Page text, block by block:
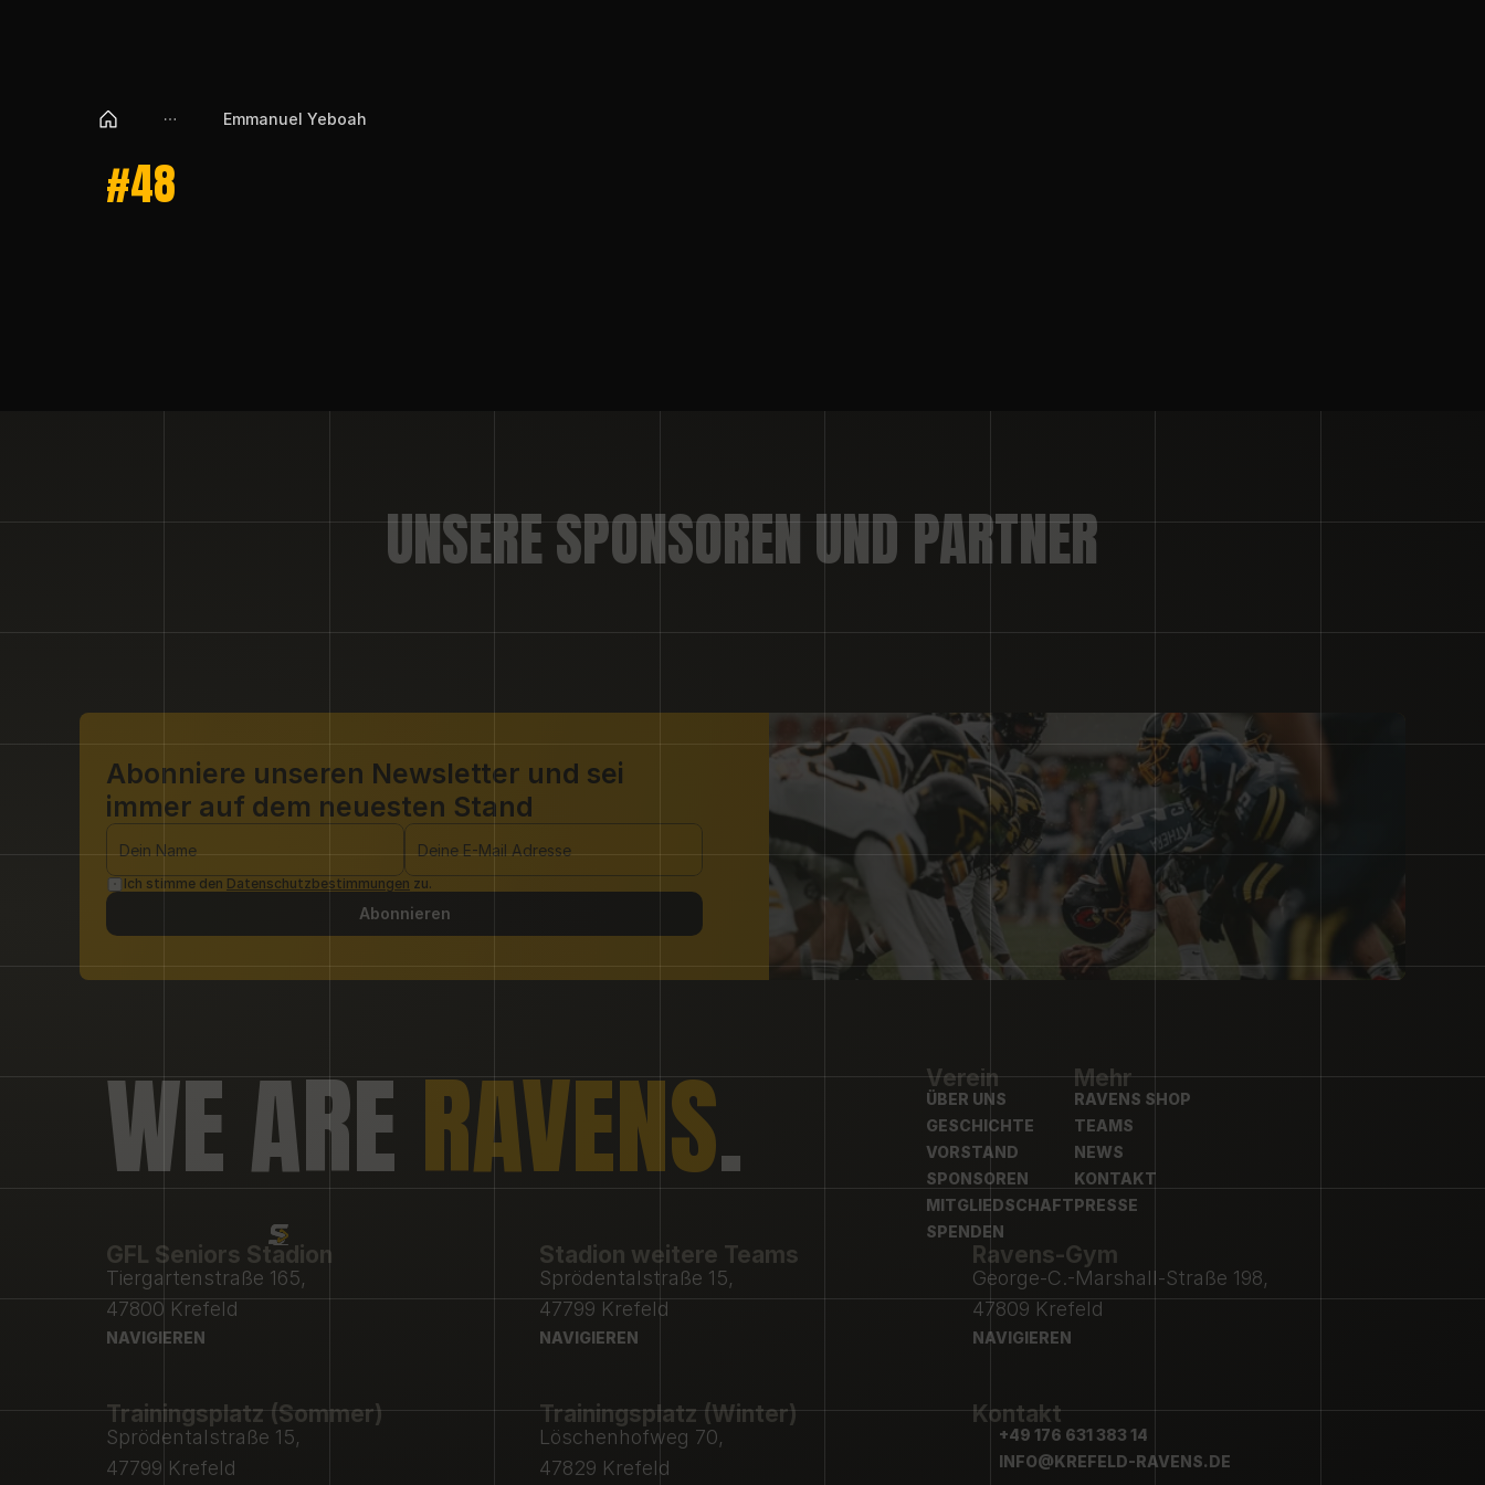
Emmanuel Yeboah
#48
UNSERE SPONSOREN UND PARTNER
Abonniere unseren Newsletter und sei
immer auf dem neuesten Stand
Ich stimme den Datenschutzbestimmungen zu.
Abonnieren
WE ARE RAVENS. Verein
ÜBER UNS
ÜBER UNS
GESCHICHTE
GESCHICHTE
VORSTAND
VORSTAND
SPONSOREN
SPONSOREN
MITGLIEDSCHAFT
MITGLIEDSCHAFT
SPENDEN
SPENDEN
Mehr
RAVENS SHOP
RAVENS SHOP
TEAMS
TEAMS
NEWS
NEWS
KONTAKT
KONTAKT
PRESSE
GFL Seniors Stadion
Tiergartenstraße 165,
47800 Krefeld
NAVIGIEREN
Stadion weitere Teams
Sprödentalstraße 15,
47799 Krefeld
NAVIGIEREN
Ravens-Gym
George-C.-Marshall-Straße 198,
47809 Krefeld
NAVIGIEREN
Trainingsplatz (Sommer)
Sprödentalstraße 15,
47799 Krefeld
Trainingsplatz (Winter)
Löschenhofweg 70,
47829 Krefeld
Kontakt
+49 176 631 383 14
+49 176 631 383 14
INFO@KREFELD-RAVENS.DE